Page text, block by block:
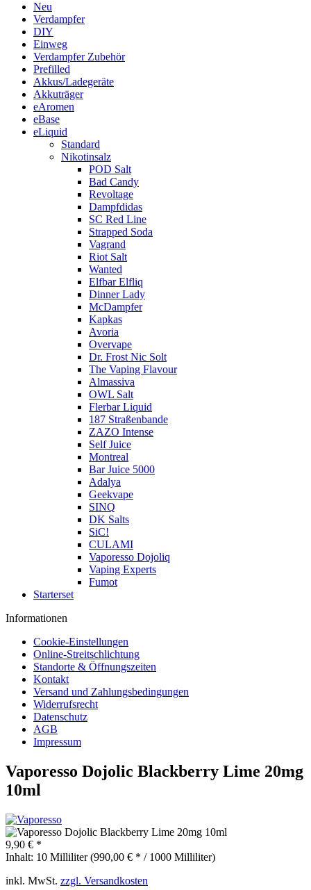
Neu
Verdampfer
DIY
Einweg
Verdampfer Zubehör
Prefilled
Akkus/Ladegeräte
Akkuträger
eAromen
eBase
eLiquid
Standard
Nikotinsalz
POD Salt
Bad Candy
Revoltage
Dampfdidas
SC Red Line
Strapped Soda
Vagrand
Riot Salt
Wanted
Elfbar Elfliq
Dinner Lady
McDampfer
Kapkas
Avoria
Overvape
Dr. Frost Nic Solt
The Vaping Flavour
Almassiva
OWL Salt
Flerbar Liquid
187 Straßenbande
ZAZO Intense
Self Juice
Montreal
Bar Juice 5000
Adalya
Geekvape
SINQ
DK Salts
SiC!
CULAMI
Vaporesso Dojoliq
Vaping Experts
Fumot
Starterset
Informationen
Cookie-Einstellungen
Online-Streitschlichtung
Standorte & Öffnungszeiten
Kontakt
Versand und Zahlungsbedingungen
Widerrufsrecht
Datenschutz
AGB
Impressum
Vaporesso Dojolic Blackberry Lime 20mg
10ml
9,90 € *
Inhalt: 10 Milliliter (990,00 € * / 1000 Milliliter)
inkl. MwSt. zzgl. Versandkosten